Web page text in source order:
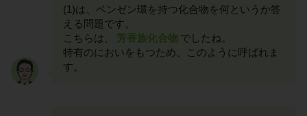
(1)は、ベンゼン環を持つ化合物を何というか答
える問題です。
こちらは、
芳香族化合物 でしたね。
特有のにおいをもつため、このように呼ばれま
す。